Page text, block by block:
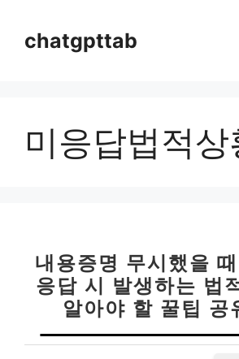
chatgpttab
미응답법적상
내용증명 무시했을
응답 시 발생하는 법
알아야 할 꿀팁 공